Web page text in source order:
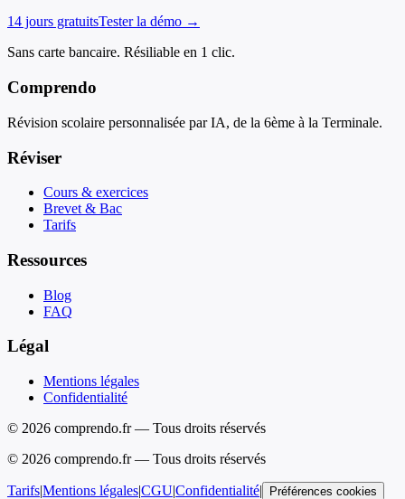
14 jours gratuitsTester la démo →
Sans carte bancaire. Résiliable en 1 clic.
Comprendo
Révision scolaire personnalisée par IA, de la 6ème à la Terminale.
Réviser
Cours & exercices
Brevet & Bac
Tarifs
Ressources
Blog
FAQ
Légal
Mentions légales
Confidentialité
© 2026 comprendo.fr — Tous droits réservés
© 2026 comprendo.fr — Tous droits réservés
Tarifs|Mentions légales|CGU|Confidentialité| Préférences cookies